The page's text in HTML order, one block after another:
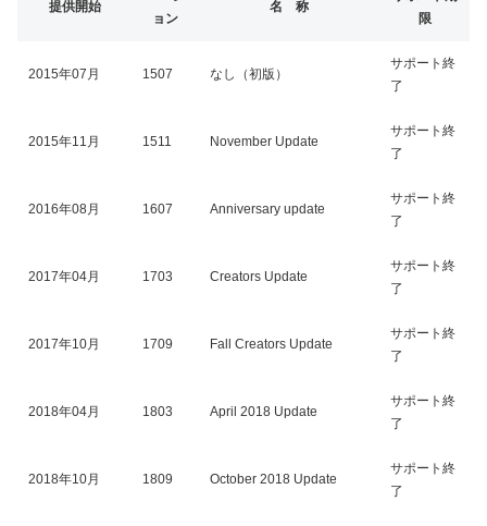
提供開始
ョン
名 称
限
2015年07月 1507 なし（初版）
サポート終
了
2015年11月 1511 November Update
サポート終
了
2016年08月 1607 Anniversary update
サポート終
了
2017年04月 1703 Creators Update
サポート終
了
2017年10月 1709 Fall Creators Update
サポート終
了
2018年04月 1803 April 2018 Update
サポート終
了
2018年10月 1809 October 2018 Update
サポート終
了